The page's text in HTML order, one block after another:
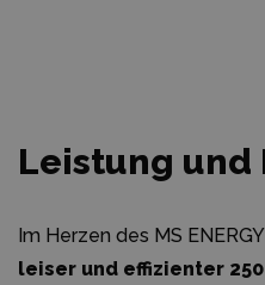
Leistung und
Im Herzen des MS
leiser und effizienter